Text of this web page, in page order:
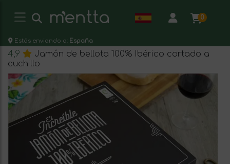
0
Estás enviando a: España
4,9
Jamón de bellota 100% Ibérico cortado a
cuchillo